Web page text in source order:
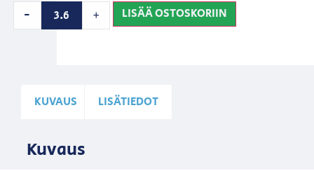
- + LISÄÄ OSTOSKORIIN
KUVAUS LISÄTIEDOT
Kuvaus